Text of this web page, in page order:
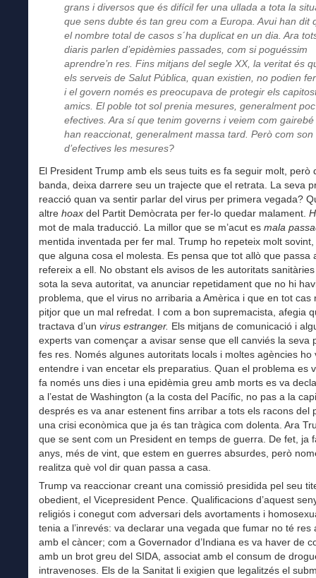
grans i diversos que és difícil fer una ullada a tota la
que sens dubte és tan greu com a Europa. Avui han dit
el nombre total de casos s´ha duplicat en un dia. Ara
diaris parlen d’epidèmies passades, com si poguéssim
aprendre’n res. Fins mitjans del segle XX, la veritat és
els serveis de Salut Pública, quan existien, no podien
i el govern només es preocupava de protegir els
amics. El poble tot sol prenia mesures, generalment poc
efectives. Ara sí que tenim governs i veiem com
han reaccionat, generalment massa tard. Però com son
d’efectives les mesures?
El President Trump amb els seus tuits es fa seguir molt, però
banda, deixa darrere seu un trajecte que el retrata. La seva
reacció quan va sentir parlar del virus per primera vegada?
altre hoax del Partit Demòcrata per fer-lo quedar malament.
mot de mala traducció. La millor que se m’acut es mala
mentida inventada per fer mal. Trump ho repeteix molt
que alguna cosa el molesta. Es pensa que tot allò que passa
refereix a ell. No obstant els avisos de les autoritats
sota la seva autoritat, va anunciar repetidament que no hi
problema, que el virus no arribaria a Amèrica i que en tot cas
pitjor que un mal refredat. I com a bon supremacista, afegia
tractava d’un virus estranger. Els mitjans de comunicació i
experts van començar a avisar sense que ell canviés la seva
fes res. Només algunes autoritats locals i moltes agències ho
entendre i van encetar els preparatius. Quan el problema es
fa només uns dies i una epidèmia greu amb morts es va
a l’estat de Washington (a la costa del Pacífic, no pas a la
després es va anar estenent fins arribar a tots els racons del
una crisi econòmica que ja és tan tràgica com dolenta. Ara
que se sent com un President en temps de guerra. De fet, ja
anys, més de vint, que estem en guerres absurdes, però
realitza què vol dir quan passa a casa.
Trump va reaccionar creant una comissió presidida pel seu
obedient, el Vicepresident Pence. Qualificacions d’aquest
religiós i conegut com adversari dels avortaments i
tenia a l’inrevés: va declarar una vegada que fumar no té res
amb el càncer; com a Governador d’Indiana es va haver de
amb un brot greu del SIDA, associat amb el consum de
intravenoses. Els de la Sanitat li exigien que legalitzés el